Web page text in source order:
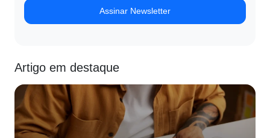
Assinar Newsletter
Artigo em destaque